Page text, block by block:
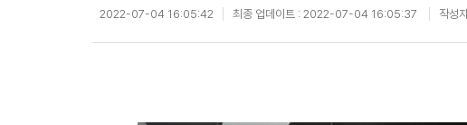
2022-07-04 16:05:42 최종 업데이트 : 2022-07-04 16:05:37 작성